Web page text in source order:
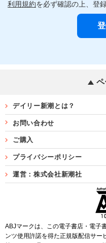
利用規約を必ず確認の上、登
デイリー新潮とは？
お問い合わせ
ご購入
プライバシーポリシー
運営：株式会社新潮社
ABJマークは、この電子書店・電子
ンツ使用許諾を得た正規版配信サ